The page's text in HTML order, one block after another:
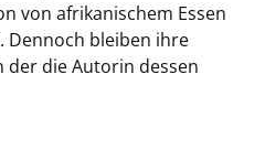
von afrikanischem Essen
Dennoch bleiben ihre
der die Autorin dessen